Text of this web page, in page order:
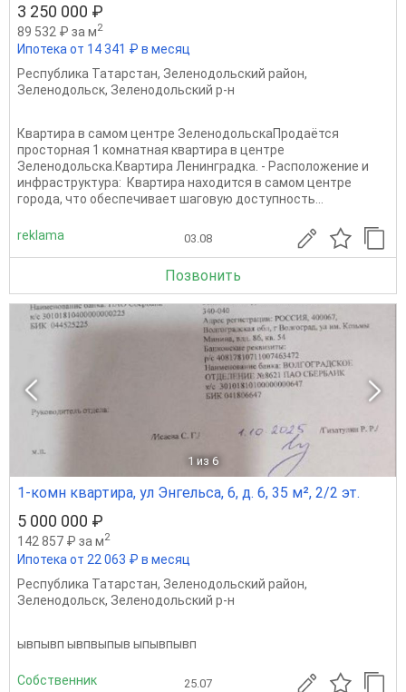
3 250 000 ₽
89 532 ₽ за м2
Ипотека от 14 341 ₽ в месяц
Республика Татарстан, Зеленодольский район,
Зеленодольск, Зеленодольский р-н
Квартира в самом центре ЗеленодольскаПродаётся
просторная 1 комнатная квартира в центре
Зеленодольска.Квартира Ленинградка. - Расположение и
инфраструктура: Квартира находится в самом центре
города, что обеспечивает шаговую доступность...
reklama 03.08
Позвонить
1 из 6
1-комн квартира, ул Энгельса, 6, д. 6, 35 м², 2/2 эт.
5 000 000 ₽
142 857 ₽ за м2
Ипотека от 22 063 ₽ в месяц
Республика Татарстан, Зеленодольский район,
Зеленодольск, Зеленодольский р-н
ывпывп ывпвыпыв ыпывпывп
Собственник 25.07